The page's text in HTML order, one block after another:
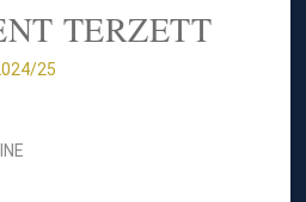
TERZETT
25